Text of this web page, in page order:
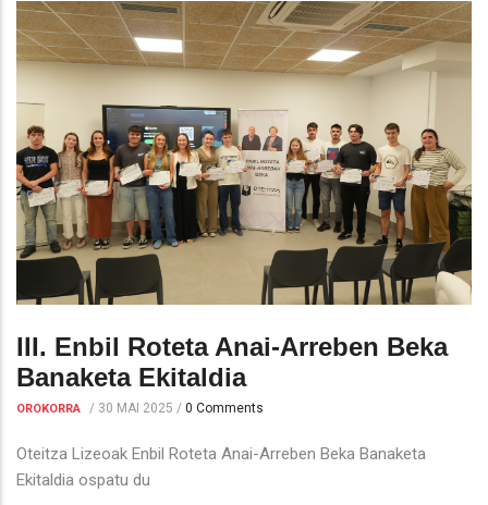
III. Enbil Roteta Anai-Arreben Beka
Banaketa Ekitaldia
OROKORRA / 30 MAI 2025 / 0 Comments
Oteitza Lizeoak Enbil Roteta Anai-Arreben Beka Banaketa
Ekitaldia ospatu du